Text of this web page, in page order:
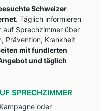
Schweizer
. Täglich informieren
auf Sprechzimmer über
Prävention, Krankheit
mit fundlerten
und täglich
SPRECHZIMMER
oder